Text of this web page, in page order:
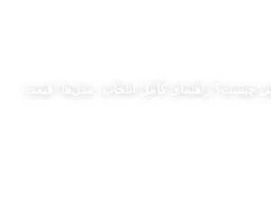
چیست؟ راهنمای کامل انتخاب، مدل‌ها، قیمت